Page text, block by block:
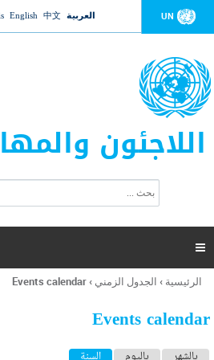
to navigation UN العربية 中文
English
اللاجئون
ت
ر
ل
ح
ب

أنت
هنا
الرئيسية › الجدول الزمني ›
Events calendar
Events calendar